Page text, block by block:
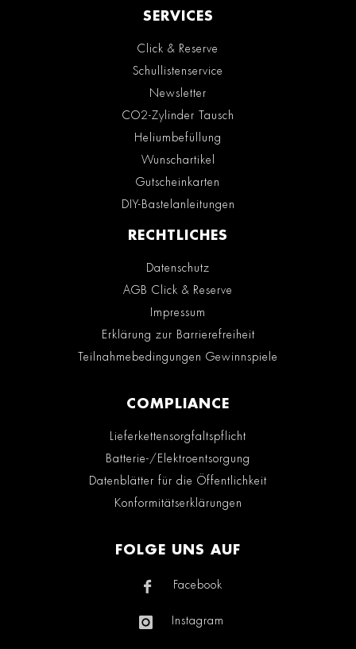
SERVICES
Click & Reserve
Schullistenservice
Newsletter
CO2-Zylinder Tausch
Heliumbefüllung
Wunschartikel
Gutscheinkarten
DIY-Bastelanleitungen
RECHTLICHES
Datenschutz
AGB Click & Reserve
Impressum
Erklärung zur Barrierefreiheit
Teilnahmebedingungen Gewinnspiele
COMPLIANCE
Lieferkettensorgfaltspflicht
Batterie-/Elektroentsorgung
Datenblätter für die Öffentlichkeit
Konformitätserklärungen
FOLGE UNS AUF
Facebook
Instagram